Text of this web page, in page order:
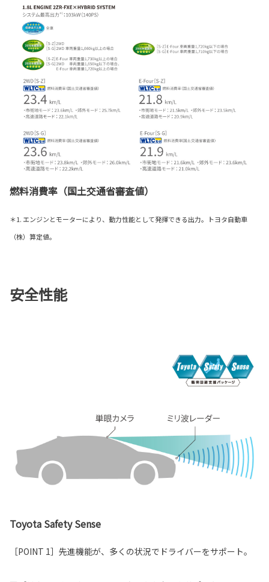
燃料消費率（国土交通省審査値）
＊1. エンジンとモーターにより、動力性能として発揮できる出力。トヨタ自動車
（株）算定値。
安全性能
Toyota Safety Sense
［POINT 1］先進機能が、多くの状況でドライバーをサポート。